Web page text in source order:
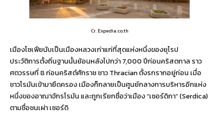
Cr. Expedia.co.th
เมืองโซเฟียนับเป็นเมืองหลวงเก่าแก่ที่สุดแห่งหนึ่งของยุโรป
ประวัติการตั้งถิ่นฐานนั้นย้อนหลังไปกว่า 7,000 ปีก่อนคริสตกาล ราว
ศตวรรษที่ 8 ก่อนคริสต์ศักราช ชาว Thracian ตั้งรกรากอยู่ก่อน เมื่อ
ชาวโรมันเข้ามายึดครอง เมืองก็กลายเป็นศูนย์กลางการบริหารอีกแห่ง
หนึ่งของอาณาจักรโรมัน และถูกเรียกชื่อว่าเมือง “เซอร์ดิกา” (Serdica)
ตามชื่อชนเผ่า เซอร์ดิ